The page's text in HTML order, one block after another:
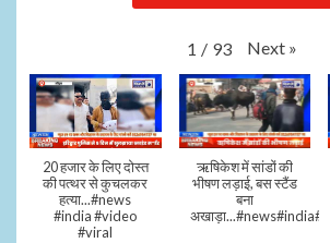
1 / 93 Next »
20 हजार के लिए दोस्त
की पत्थर से कुचलकर
हत्या...#news
#india #video
#viral
ऋषिकेश में सांडों की
भीषण लड़ाई, बस स्टैंड
बना